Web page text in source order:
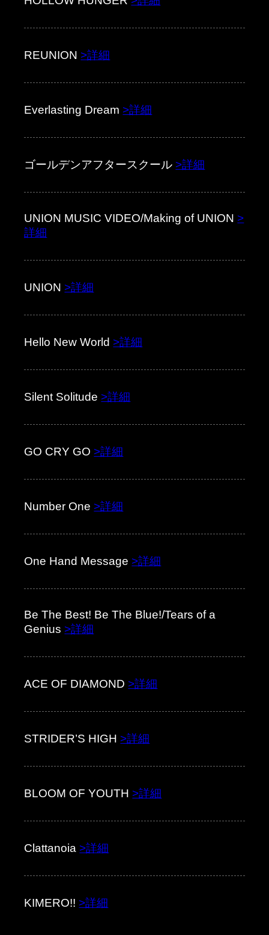
REUNION >詳細
Everlasting Dream >詳細
ゴールデンアフタースクール >詳細
UNION MUSIC VIDEO/Making of UNION >
詳細
UNION >詳細
Hello New World >詳細
Silent Solitude >詳細
GO CRY GO >詳細
Number One >詳細
One Hand Message >詳細
Be The Best! Be The Blue!/Tears of a
Genius >詳細
ACE OF DIAMOND >詳細
STRIDER’S HIGH >詳細
BLOOM OF YOUTH >詳細
Clattanoia >詳細
KIMERO!! >詳細